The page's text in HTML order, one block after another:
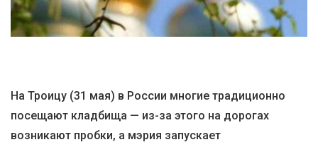
На Троицу (31 мая) в России многие традиционно
посещают кладбища — из-за этого на дорогах
возникают пробки, а мэрия запускает